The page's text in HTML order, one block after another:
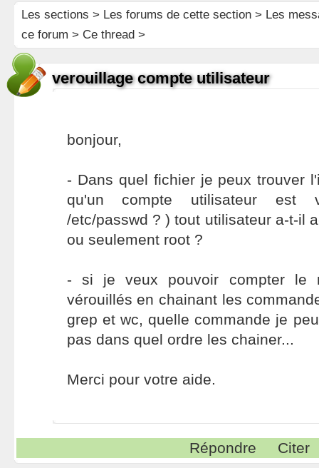
Les sections > Les forums de cette section> Les
ce forum > Ce thread >
verouillage compte utilisateur
bonjour,
- Dans quel fichier je peux trouver
qu'un compte utilisateur est
/etc/passwd ? ) tout utilisateur a-t-il
ou seulement root ?
- si je veux pouvoir compter le
vérouillés en chainant les
grep et wc, quelle commande je
pas dans quel ordre les chainer...
Merci pour votre aide.
Répondre Citer